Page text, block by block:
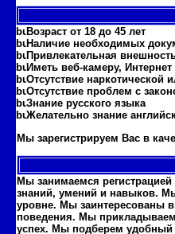
Возраст от 18 до 45 лет
Наличие необходимых
Привлекательная
Иметь веб-камеру,
Отсутствие наркотической
Отсутствие проблем с
Знание русского языка
Желательно знание
Мы зарегистрируем Вас в
Мы занимаемся
знаний, умений и навыков.
уровне. Мы заинтересованы
поведения. Мы
успех. Мы подберем удобный